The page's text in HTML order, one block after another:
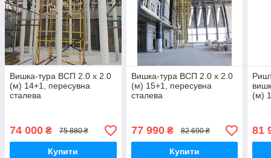
Вишка-тура ВСП 2.0 х 2.0
(м) 14+1, пересувна
сталева
74 000 ₴ 75 880 ₴
Купити
Вишка-тура ВСП 2.0 х 2.0
(м) 15+1, пересувна
сталева
77 990₴ 82 690 ₴
Купити
(м)
81